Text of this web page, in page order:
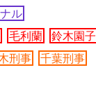
ル
毛利蘭
鈴木園子
刑事 千葉刑事